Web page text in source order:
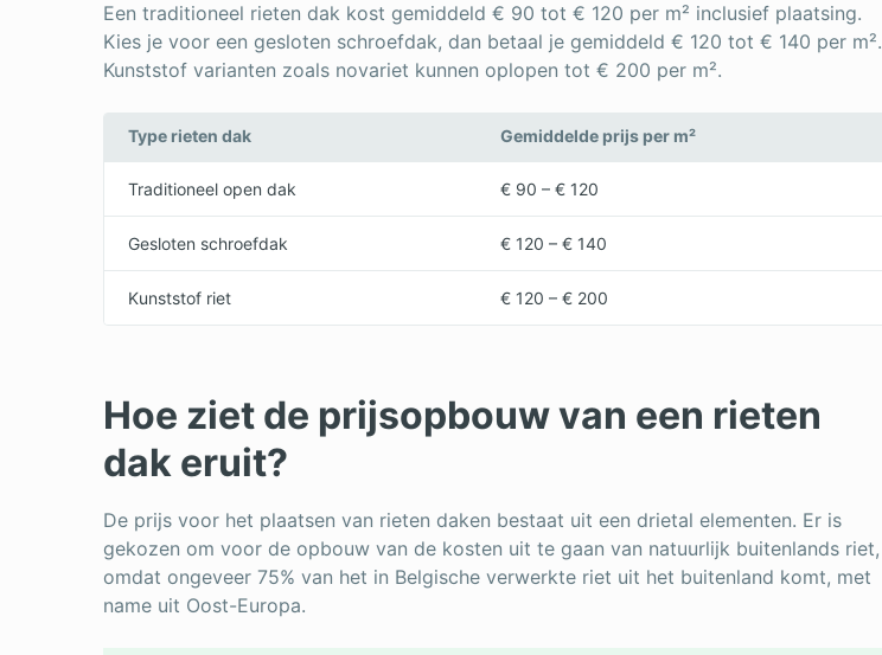
Een traditioneel rieten dak kost gemiddeld € 90 tot € 120 per m² inclusief plaatsing.
Kies je voor een gesloten schroefdak, dan betaal je gemiddeld € 120 tot € 140 per m².
Kunststof varianten zoals novariet kunnen oplopen tot € 200 per m².
Type rieten dak Gemiddelde prijs per m²
Traditioneel open dak € 90 – € 120
Gesloten schroefdak € 120 – € 140
Kunststof riet € 120 – € 200
Hoe ziet de prijsopbouw van een rieten
dak eruit?
De prijs voor het plaatsen van rieten daken bestaat uit een drietal elementen. Er is
gekozen om voor de opbouw van de kosten uit te gaan van natuurlijk buitenlands riet,
omdat ongeveer 75% van het in Belgische verwerkte riet uit het buitenland komt, met
name uit Oost-Europa.